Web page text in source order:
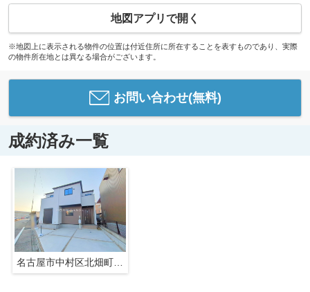
地図アプリで開く
※地図上に表示される物件の位置は付近住所に所在することを表すものであり、実際
の物件所在地とは異なる場合がございます。
お問い合わせ(無料)
成約済み一覧
名古屋市中村区北畑町３丁目4【仲介手数料無料】新築一戸建て